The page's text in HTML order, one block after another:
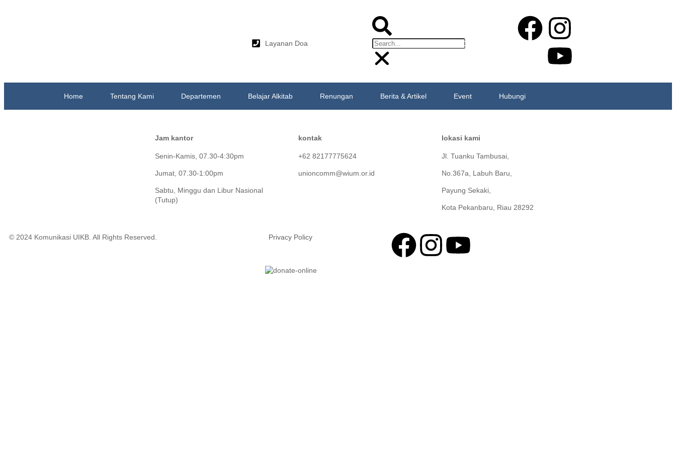
Layanan Doa Donate Online
Home Tentang Kami Departemen Belajar Alkitab Renungan Berita & Artikel Event Hubungi
Jam kantor
Senin-Kamis, 07.30-4:30pm
Jumat, 07.30-1:00pm
Sabtu, Minggu dan Libur Nasional
(Tutup)
kontak
+62 82177775624
unioncomm@wium.or.id
lokasi kami
Jl. Tuanku Tambusai,
No.367a, Labuh Baru,
Payung Sekaki,
Kota Pekanbaru, Riau 28292
© 2024 Komunikasi UIKB. All Rights Reserved. Privacy Policy